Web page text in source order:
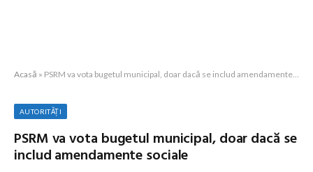
Acasă » PSRM va vota bugetul municipal, doar dacă se includ amendamente sociale
AUTORITĂȚI
PSRM va vota bugetul municipal, doar dacă se
includ amendamente sociale